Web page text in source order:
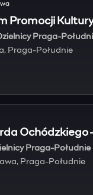
Promocji
Praga-
Praga-Południe
Praga-Południe
Praga-Południe